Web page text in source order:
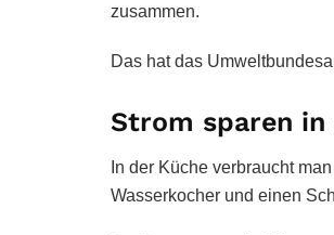
zusammen.
Das hat das
Strom sparen in
In der Küche verbraucht
Wasserkocher und einen